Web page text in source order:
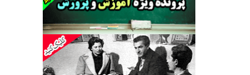
جراحی‌های زیبایی با مدرک فوق‌دیپلم! + گفت‌وگو
با متهم
گفت‌وگو با همسر یکی از شهدای جنگ رمضان/
پیکر بی‌سر شهید را از انگشت‌های پا شناسایی کردیم
نسلی که آنلاین الگو می‌گیرد